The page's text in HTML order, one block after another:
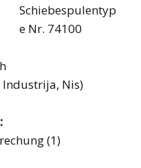
Schiebespulentyp
e Nr. 74100
Industrija, Nis)
(1)